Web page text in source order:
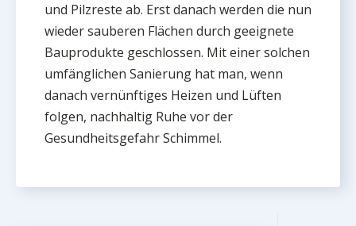
und Pilzreste ab. Erst danach werden die nun
wieder sauberen Flächen durch geeignete
Bauprodukte geschlossen. Mit einer solchen
umfänglichen Sanierung hat man, wenn
danach vernünftiges Heizen und Lüften
folgen, nachhaltig Ruhe vor der
Gesundheitsgefahr Schimmel.